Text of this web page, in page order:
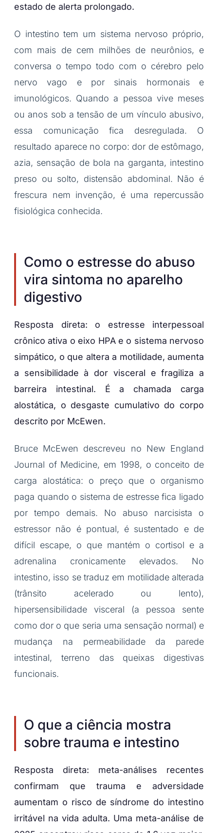
estado de alerta prolongado.
O intestino tem um sistema nervoso próprio,
com mais de cem milhões de neurônios, e
conversa o tempo todo com o cérebro pelo
nervo vago e por sinais hormonais e
imunológicos. Quando a pessoa vive meses
ou anos sob a tensão de um vínculo abusivo,
essa comunicação fica desregulada. O
resultado aparece no corpo: dor de estômago,
azia, sensação de bola na garganta, intestino
preso ou solto, distensão abdominal. Não é
frescura nem invenção, é uma repercussão
fisiológica conhecida.
Como o estresse do abuso
vira sintoma no aparelho
digestivo
Resposta direta: o estresse interpessoal
crônico ativa o eixo HPA e o sistema nervoso
simpático, o que altera a motilidade, aumenta
a sensibilidade à dor visceral e fragiliza a
barreira intestinal. É a chamada carga
alostática, o desgaste cumulativo do corpo
descrito por McEwen.
Bruce McEwen descreveu no New England
Journal of Medicine, em 1998, o conceito de
carga alostática: o preço que o organismo
paga quando o sistema de estresse fica ligado
por tempo demais. No abuso narcisista o
estressor não é pontual, é sustentado e de
difícil escape, o que mantém o cortisol e a
adrenalina cronicamente elevados. No
intestino, isso se traduz em motilidade alterada
(trânsito acelerado ou lento),
hipersensibilidade visceral (a pessoa sente
como dor o que seria uma sensação normal) e
mudança na permeabilidade da parede
intestinal, terreno das queixas digestivas
funcionais.
O que a ciência mostra
sobre trauma e intestino
Resposta direta: meta-análises recentes
confirmam que trauma e adversidade
aumentam o risco de síndrome do intestino
irritável na vida adulta. Uma meta-análise de